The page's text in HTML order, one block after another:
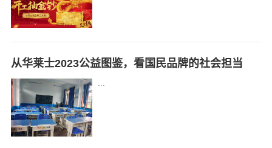
从华莱士2023公益图鉴，看国民品牌的社会担当